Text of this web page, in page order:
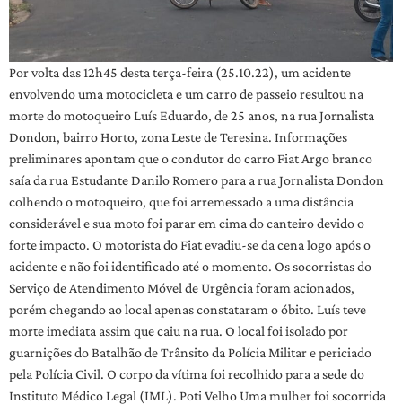
Por volta das 12h45 desta terça-feira (25.10.22), um acidente
envolvendo uma motocicleta e um carro de passeio resultou na
morte do motoqueiro Luís Eduardo, de 25 anos, na rua Jornalista
Dondon, bairro Horto, zona Leste de Teresina. Informações
preliminares apontam que o condutor do carro Fiat Argo branco
saía da rua Estudante Danilo Romero para a rua Jornalista Dondon
colhendo o motoqueiro, que foi arremessado a uma distância
considerável e sua moto foi parar em cima do canteiro devido o
forte impacto. O motorista do Fiat evadiu-se da cena logo após o
acidente e não foi identificado até o momento. Os socorristas do
Serviço de Atendimento Móvel de Urgência foram acionados,
porém chegando ao local apenas constataram o óbito. Luís teve
morte imediata assim que caiu na rua. O local foi isolado por
guarnições do Batalhão de Trânsito da Polícia Militar e periciado
pela Polícia Civil. O corpo da vítima foi recolhido para a sede do
Instituto Médico Legal (IML). Poti Velho Uma mulher foi socorrida